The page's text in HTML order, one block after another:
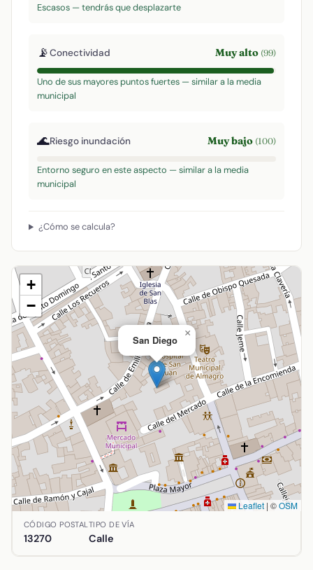
Escasos — tendrás que desplazarte
📡Conectividad Muy alto (99)
Uno de sus mayores puntos fuertes — similar a la media
municipal
🌊Riesgo inundación Muy bajo (100)
Entorno seguro en este aspecto — similar a la media
municipal
¿Cómo se calcula?
San Diego
×
+
−
Leaflet | ©OSM
Ubicación de San Diego en Almagro, Ciudad Real.
CÓDIGO POSTAL
13270
TIPO DE VÍA
Calle